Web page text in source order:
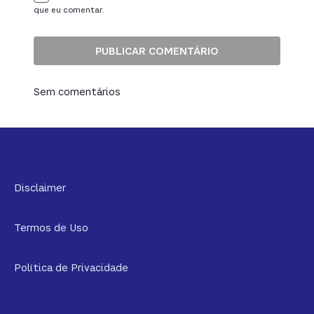
que eu comentar.
Sem comentários
Disclaimer
Termos de Uso
Política de Privacidade